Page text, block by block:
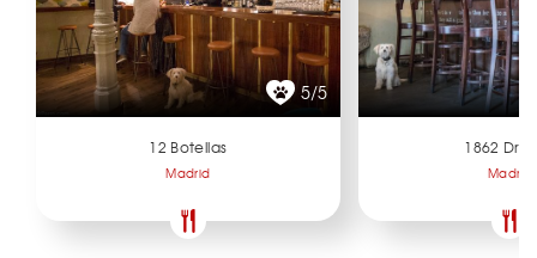
5/5
12 Botellas
Madrid
1862 Dry
Madrid